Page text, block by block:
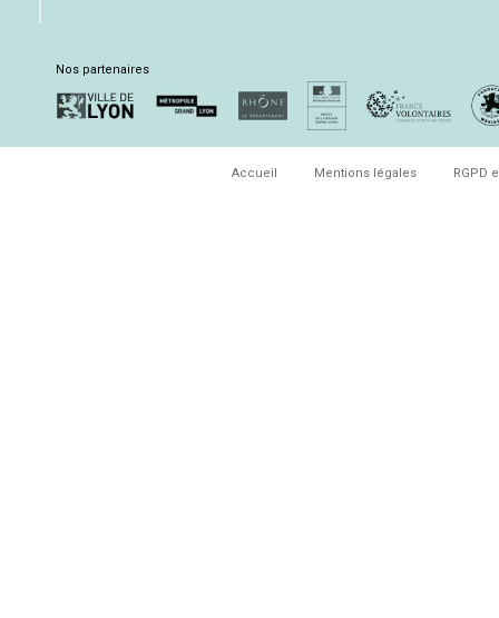
Nos partenaires
Accueil Mentions légales RGPD